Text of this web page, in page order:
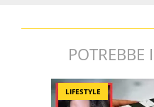
POTREBBE
LIFESTYLE